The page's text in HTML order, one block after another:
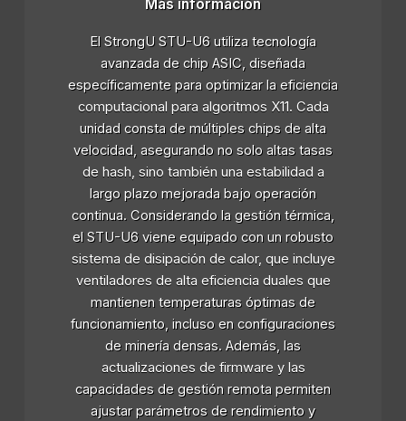
Más información
El StrongU STU-U6 utiliza tecnología
avanzada de chip ASIC, diseñada
específicamente para optimizar la eficiencia
computacional para algoritmos X11. Cada
unidad consta de múltiples chips de alta
velocidad, asegurando no solo altas tasas
de hash, sino también una estabilidad a
largo plazo mejorada bajo operación
continua. Considerando la gestión térmica,
el STU-U6 viene equipado con un robusto
sistema de disipación de calor, que incluye
ventiladores de alta eficiencia duales que
mantienen temperaturas óptimas de
funcionamiento, incluso en configuraciones
de minería densas. Además, las
actualizaciones de firmware y las
capacidades de gestión remota permiten
ajustar parámetros de rendimiento y